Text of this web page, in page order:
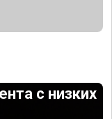
с низких